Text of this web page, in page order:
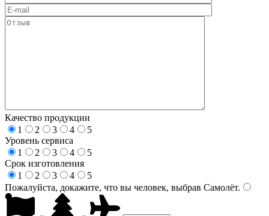
Качество продукции
1
2 3 4
5
Уровень сервиса
1
2 3 4
5
Срок изготовления
1
2 3 4
5
Пожалуйста, докажите, что вы человек, выбрав Самолёт.